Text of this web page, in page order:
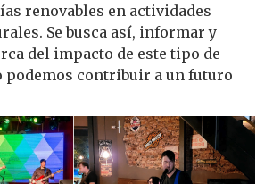
renovables en actividades
Se busca así, informar y
del impacto de este tipo de
podemos contribuir a un futuro